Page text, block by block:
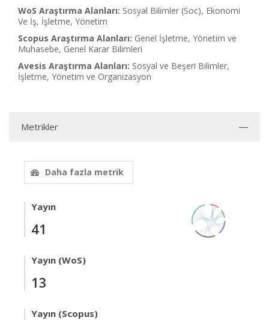
WoS Araştırma Alanları: Sosyal Bilimler (Soc), Ekonomi
Ve İş, İşletme, Yönetim
Scopus Araştırma Alanları: Genel İşletme, Yönetim ve
Muhasebe, Genel Karar Bilimleri
Avesis Araştırma Alanları: Sosyal ve Beşeri Bilimler,
İşletme, Yönetim ve Organizasyon
Metrikler
Daha fazla metrik
Yayın
41
Yayın (WoS)
13
Yayın (Scopus)